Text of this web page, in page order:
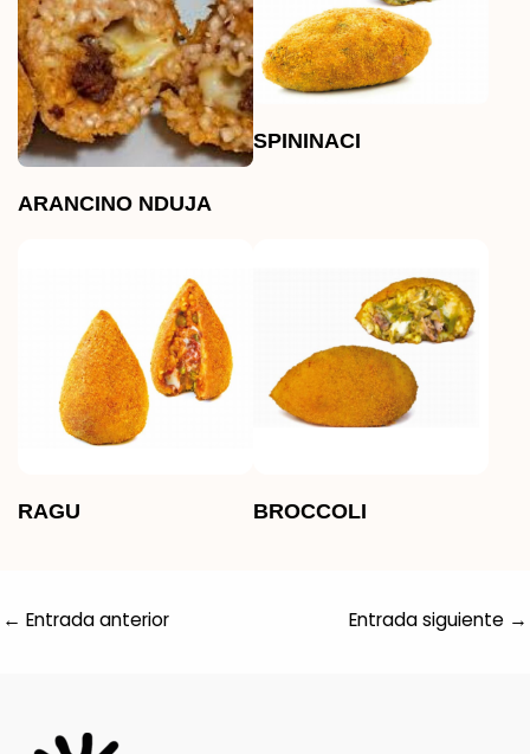
ARANCINO NDUJA
SPININACI
RAGU BROCCOLI
← Entrada anterior Entrada siguiente →